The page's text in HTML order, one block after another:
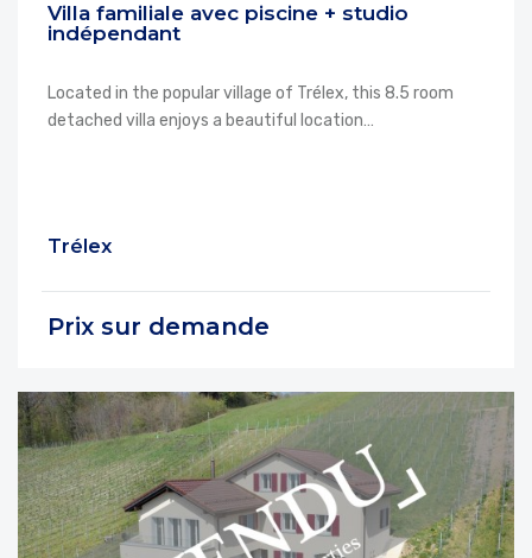
Villa familiale avec piscine + studio
indépendant
Located in the popular village of Trélex, this 8.5 room
detached villa enjoys a beautiful location…
Trélex
Prix sur demande